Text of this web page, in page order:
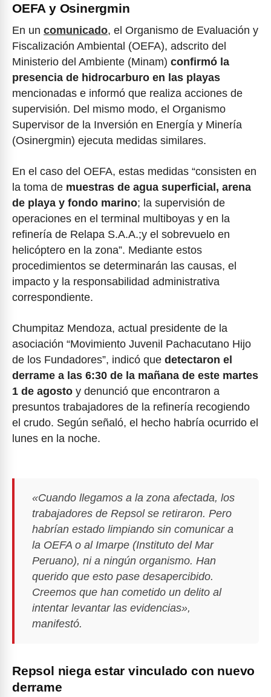
OEFA y Osinergmin
En un comunicado, el Organismo de Evaluación y
Fiscalización Ambiental (OEFA), adscrito del
Ministerio del Ambiente (Minam) confirmó la
presencia de hidrocarburo en las playas
mencionadas e informó que realiza acciones de
supervisión. Del mismo modo, el Organismo
Supervisor de la Inversión en Energía y Minería
(Osinergmin) ejecuta medidas similares.
En el caso del OEFA, estas medidas “consisten en
la toma de muestras de agua superficial, arena
de playa y fondo marino; la supervisión de
operaciones en el terminal multiboyas y en la
refinería de Relapa S.A.A.;y el sobrevuelo en
helicóptero en la zona”. Mediante estos
procedimientos se determinarán las causas, el
impacto y la responsabilidad administrativa
correspondiente.
Chumpitaz Mendoza, actual presidente de la
asociación “Movimiento Juvenil Pachacutano Hijo
de los Fundadores”, indicó que detectaron el
derrame a las 6:30 de la mañana de este martes
1 de agosto y denunció que encontraron a
presuntos trabajadores de la refinería recogiendo
el crudo. Según señaló, el hecho habría ocurrido el
lunes en la noche.
«Cuando llegamos a la zona afectada, los
trabajadores de Repsol se retiraron. Pero
habrían estado limpiando sin comunicar a
la OEFA o al Imarpe (Instituto del Mar
Peruano), ni a ningún organismo. Han
querido que esto pase desapercibido.
Creemos que han cometido un delito al
intentar levantar las evidencias»,
manifestó.
Repsol niega estar vinculado con nuevo
derrame